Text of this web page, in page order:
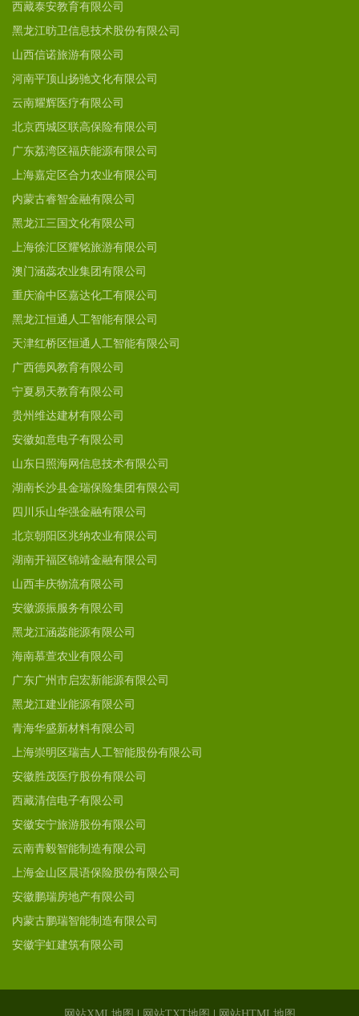
西藏泰安教育有限公司
黑龙江昉卫信息技术股份有限公司
山西信诺旅游有限公司
河南平顶山扬驰文化有限公司
云南耀辉医疗有限公司
北京西城区联高保险有限公司
广东荔湾区福庆能源有限公司
上海嘉定区合力农业有限公司
内蒙古睿智金融有限公司
黑龙江三国文化有限公司
上海徐汇区耀铭旅游有限公司
澳门涵蕊农业集团有限公司
重庆渝中区嘉达化工有限公司
黑龙江恒通人工智能有限公司
天津红桥区恒通人工智能有限公司
广西德风教育有限公司
宁夏易天教育有限公司
贵州维达建材有限公司
安徽如意电子有限公司
山东日照海网信息技术有限公司
湖南长沙县金瑞保险集团有限公司
四川乐山华强金融有限公司
北京朝阳区兆纳农业有限公司
湖南开福区锦靖金融有限公司
山西丰庆物流有限公司
安徽源振服务有限公司
黑龙江涵蕊能源有限公司
海南慕萱农业有限公司
广东广州市启宏新能源有限公司
黑龙江建业能源有限公司
青海华盛新材料有限公司
上海崇明区瑞吉人工智能股份有限公司
安徽胜茂医疗股份有限公司
西藏清信电子有限公司
安徽安宁旅游股份有限公司
云南青毅智能制造有限公司
上海金山区晨语保险股份有限公司
安徽鹏瑞房地产有限公司
内蒙古鹏瑞智能制造有限公司
安徽宇虹建筑有限公司